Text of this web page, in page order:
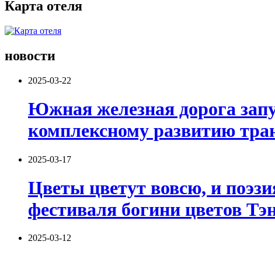
Карта отеля
новости
2025-03-22
Южная железная дорога
комплексному развитию
2025-03-17
Цветы цветут вовсю, и
фестиваля богини цветов
2025-03-12